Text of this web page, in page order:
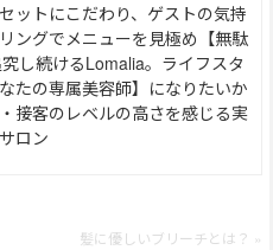
ットにこだわり、ゲストの気持
ングでメニューを見極め【無駄
し続けるLomalia。ライフスタ
たの専属美容師】になりたいか
接客のレベルの高さを感じる実
ロン
髪に優しいブリーチとは？ »